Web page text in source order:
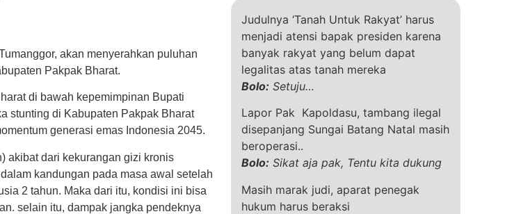
akan menyerahkan puluhan
Pakpak Bharat.
di bawah kepemimpinan Bupati
stunting di Kabupaten Pakpak Bharat
generasi emas Indonesia 2045.
akibat dari kekurangan gizi kronis
kandungan pada masa awal setelah
2 tahun. Maka dari itu, kondisi ini bisa
selain itu, dampak jangka pendeknya
Judulnya ‘Tanah Untuk Rakyat’ harus
menjadi atensi bapak presiden karena
banyak rakyat yang belum dapat
legalitas atas tanah mereka
Bolo: Setuju…
Lapor Pak Kapoldasu, tambang ilegal
disepanjang Sungai Batang Natal masih
beroperasi..
Bolo: Sikat aja pak, Tentu kita dukung
Masih marak judi, aparat penegak
hukum harus beraksi